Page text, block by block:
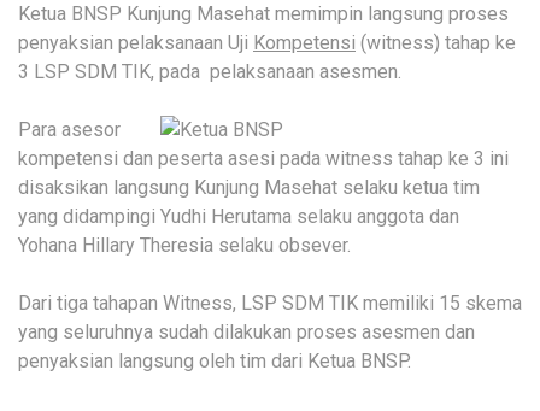
Ketua BNSP Kunjung Masehat memimpin langsung proses
penyaksian pelaksanaan Uji Kompetensi (witness) tahap ke
3 LSP SDM TIK, pada pelaksanaan asesmen.
Para asesor
kompetensi dan peserta asesi pada witness tahap ke 3 ini
disaksikan langsung Kunjung Masehat selaku ketua tim
yang didampingi Yudhi Herutama selaku anggota dan
Yohana Hillary Theresia selaku obsever.
Dari tiga tahapan Witness, LSP SDM TIK memiliki 15 skema
yang seluruhnya sudah dilakukan proses asesmen dan
penyaksian langsung oleh tim dari Ketua BNSP.